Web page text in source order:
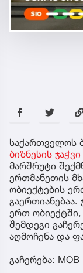
საქართველოს
ბიზნესის ჯაჭვი
მარშრუტი
ერთმანეთის
ობიექტების
გაერთიანებაა.
ერთ ობიექტში,
შემდეგი
აღმოჩენა და
გაჩერება: MOB